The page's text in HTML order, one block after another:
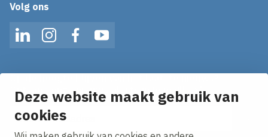
Deze website maakt gebruik van
cookies
Volg ons
LinkedInInstagramFacebookYouTube
Ontvang onze nieuws alerts in je mailbox!
E-mailadres